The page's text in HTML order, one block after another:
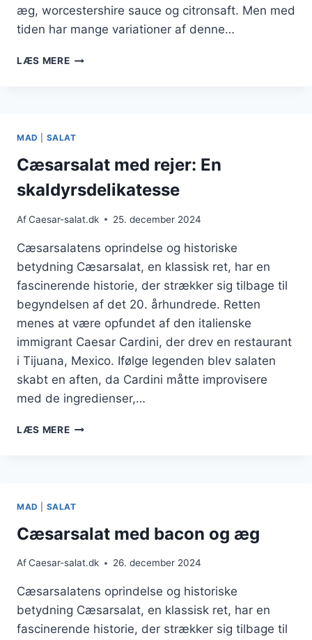
æg, worcestershire sauce og citronsaft. Men med
tiden har mange variationer af denne…
LÆS MERECÆSAR
OG
DUFTENDE
RET
MAD SALAT
Cæsarsalat med rejer: En
skaldyrsdelikatesse
AfCaesar-salat.dk 25. december 2024
Cæsarsalatens oprindelse og historiske
betydning Cæsarsalat, en klassisk ret, har en
fascinerende historie, der strækker sig tilbage til
begyndelsen af det 20. århundrede. Retten
menes at være opfundet af den italienske
immigrant Caesar Cardini, der drev en restaurant
i Tijuana, Mexico. Ifølge legenden blev salaten
skabt en aften, da Cardini måtte improvisere
med de ingredienser,…
LÆS MERECÆSARSALAT
MAD SALAT
Cæsarsalat med bacon og æg
AfCaesar-salat.dk 26. december 2024
Cæsarsalatens oprindelse og historiske
betydning Cæsarsalat, en klassisk ret, har en
fascinerende historie, der strækker sig tilbage til